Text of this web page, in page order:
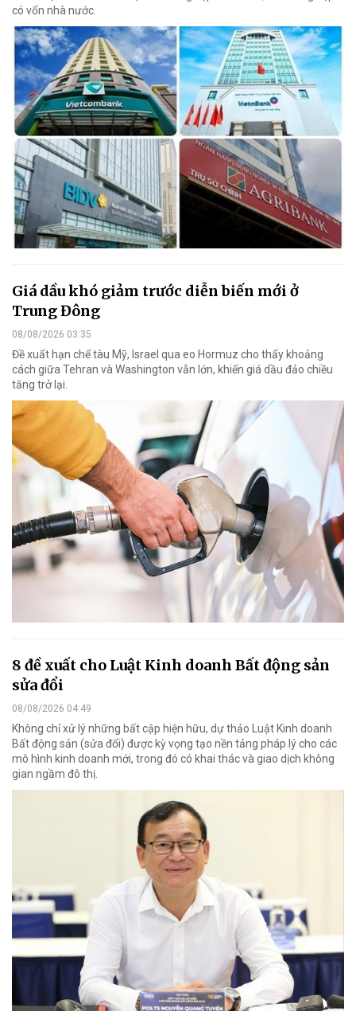
có vốn nhà nước.
Giá dầu khó giảm trước diễn biến mới ở
Trung Đông
08/08/2026 03:35
Đề xuất hạn chế tàu Mỹ, Israel qua eo Hormuz cho thấy khoảng
cách giữa Tehran và Washington vẫn lớn, khiến giá dầu đảo chiều
tăng trở lại.
8 đề xuất cho Luật Kinh doanh Bất động sản
sửa đổi
08/08/2026 04:49
Không chỉ xử lý những bất cập hiện hữu, dự thảo Luật Kinh doanh
Bất động sản (sửa đổi) được kỳ vọng tạo nền tảng pháp lý cho các
mô hình kinh doanh mới, trong đó có khai thác và giao dịch không
gian ngầm đô thị.